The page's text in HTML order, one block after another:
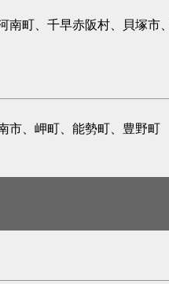
南町、千早赤阪村、貝塚市
市、岬町、能勢町、豊野町